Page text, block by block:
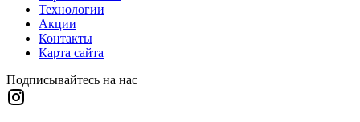
Технологии
Акции
Контакты
Карта сайта
Подписывайтесь на нас